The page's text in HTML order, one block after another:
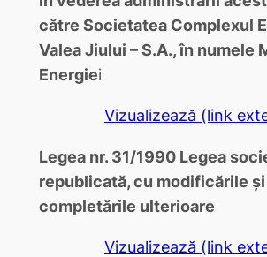
către Societatea Complexul
Valea Jiului – S.A., în numele
Energiei
Vizualizează (link
Legea nr. 31/1990 Legea
republicată, cu modificările şi
completările ulterioare
Vizualizează (link